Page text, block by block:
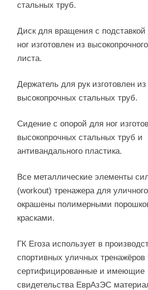
стальных труб.
Диск для вращения с подставкой
ног изготовлен из
листа.
Держатель для рук изготовлен из
высокопрочных стальных труб.
Сидение с опорой для ног
высокопрочных стальных труб и
антивандального пластика.
Все металлические элементы
(workout) тренажера для
окрашены полимерными
красками.
ГК Егоза использует в
спортивных уличных тренажёров
сертифицированные и имеющие
свидетельства ЕврАзЭС